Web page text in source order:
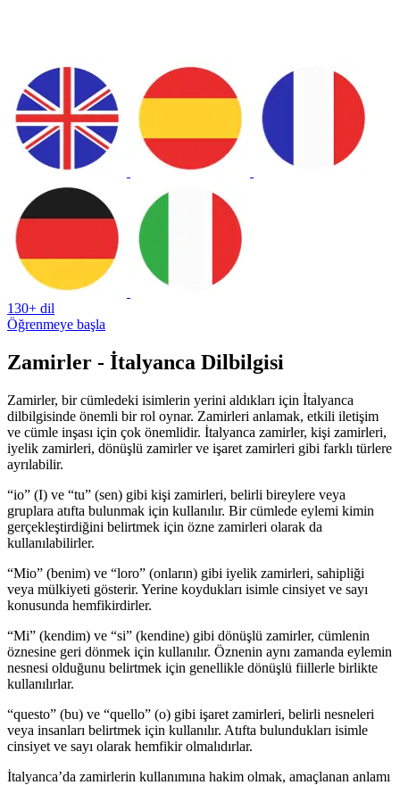
130+ dil
Öğrenmeye başla
Zamirler - İtalyanca Dilbilgisi
Zamirler, bir cümledeki isimlerin yerini aldıkları için İtalyanca
dilbilgisinde önemli bir rol oynar. Zamirleri anlamak, etkili iletişim
ve cümle inşası için çok önemlidir. İtalyanca zamirler, kişi zamirleri,
iyelik zamirleri, dönüşlü zamirler ve işaret zamirleri gibi farklı türlere
ayrılabilir.
“io” (I) ve “tu” (sen) gibi kişi zamirleri, belirli bireylere veya
gruplara atıfta bulunmak için kullanılır. Bir cümlede eylemi kimin
gerçekleştirdiğini belirtmek için özne zamirleri olarak da
kullanılabilirler.
“Mio” (benim) ve “loro” (onların) gibi iyelik zamirleri, sahipliği
veya mülkiyeti gösterir. Yerine koydukları isimle cinsiyet ve sayı
konusunda hemfikirdirler.
“Mi” (kendim) ve “si” (kendine) gibi dönüşlü zamirler, cümlenin
öznesine geri dönmek için kullanılır. Öznenin aynı zamanda eylemin
nesnesi olduğunu belirtmek için genellikle dönüşlü fiillerle birlikte
kullanılırlar.
“questo” (bu) ve “quello” (o) gibi işaret zamirleri, belirli nesneleri
veya insanları belirtmek için kullanılır. Atıfta bulundukları isimle
cinsiyet ve sayı olarak hemfikir olmalıdırlar.
İtalyanca’da zamirlerin kullanımına hakim olmak, amaçlanan anlamı